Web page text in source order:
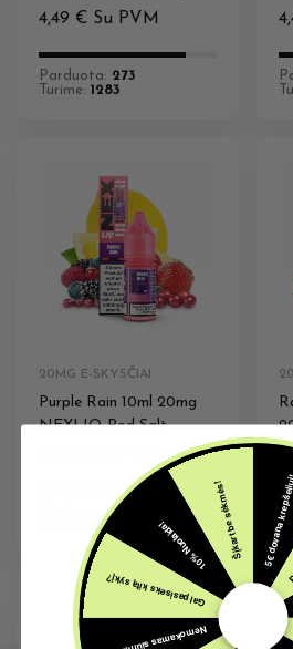
NEXLIQ Pod Salt
4,49 € Su PVM
Parduota: 273
Turime: 1283
20MG E-SKYSČIAI
Purple Rain 10ml 20mg
NEXLIQ Pod Salt
Parduota:279
1243 5€
Gal pasiseks kitą sykį?
10% Nuolaida!Šįkart be sėkmės!